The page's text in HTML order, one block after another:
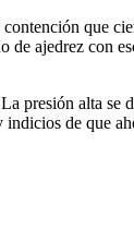
que
ajedrez con
presión alta se
de que